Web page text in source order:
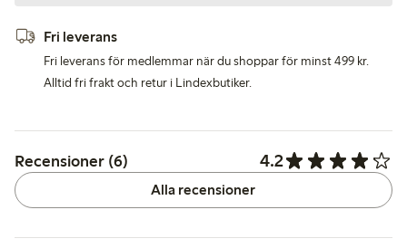
Fri leverans
Fri leverans för medlemmar när du shoppar för minst 499 kr.
Alltid fri frakt och retur i Lindexbutiker.
Recensioner (6) 4.2
Alla recensioner